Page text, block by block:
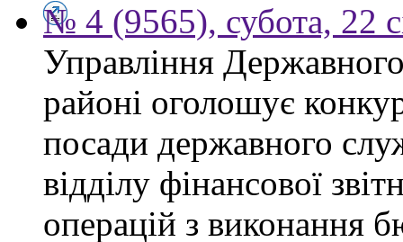
№ 4 (9565), субота, 22
Управління
районі оголошує
посади державного
відділу фінансової
операцій з виконання